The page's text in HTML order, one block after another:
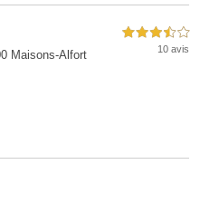
Maisons-Alfort
3,5 étoiles sur 5
10 avis